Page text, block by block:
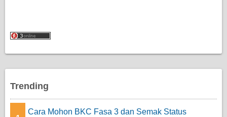
Trending
Cara Mohon BKC Fasa 3 dan Semak Status